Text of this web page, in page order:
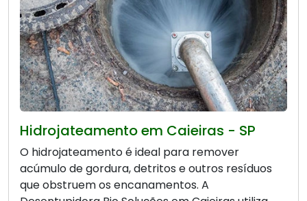
Hidrojateamento em Caieiras - SP
O hidrojateamento é ideal para remover
acúmulo de gordura, detritos e outros resíduos
que obstruem os encanamentos. A